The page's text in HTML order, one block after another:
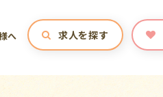
へ 求人を探す